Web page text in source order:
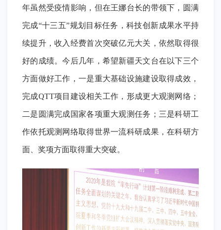
年虽然受疫情影响，但在王娜台长的带领下，圆满
完成“十三五”规划目标任务，科技创新成果水平持
续提升，收入经费首次突破亿元大关，依然取得很
好的成绩。今后几年，希望新疆天文台在以下三个
方面做好工作，一是重大基础设施建设取得成效，
完成QTT项目建设相关工作，形成更大观测网络；
二是圆满完成国家各项重大观测任务；三是科研工
作依托观测网络取得世界一流科研成果，在科研方
面、奖项方面取得重大突破。